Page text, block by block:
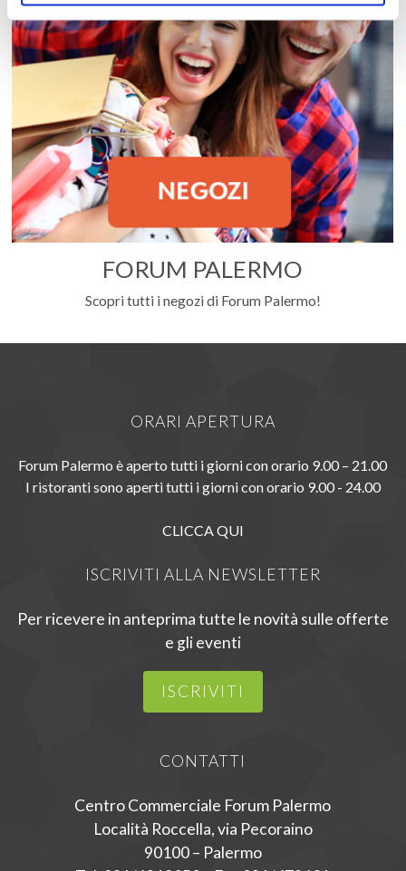
FORUM PALERMO
Scopri tutti i negozi di Forum Palermo!
ORARI APERTURA
Forum Palermo è aperto tutti i giorni con orario 9.00 – 21.00
I ristoranti sono aperti tutti i giorni con orario 9.00 - 24.00
CLICCA QUI
ISCRIVITI ALLA NEWSLETTER
Per ricevere in anteprima tutte le novità sulle offerte
e gli eventi
ISCRIVITI
CONTATTI
Centro Commerciale Forum Palermo
Località Roccella, via Pecoraino
90100 – Palermo